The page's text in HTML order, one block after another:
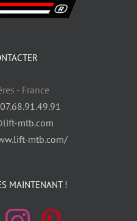
- France
mtb.com
mtb.com/
MAINTENANT !